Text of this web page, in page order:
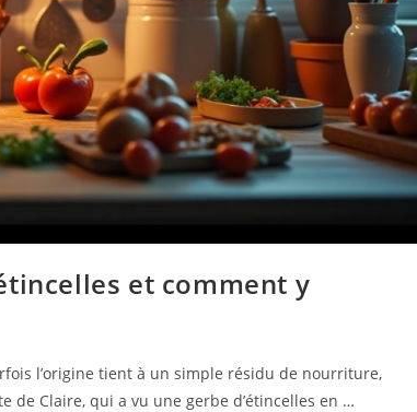
et comment y
l’origine tient à un simple résidu de nourriture,
de Claire, qui a vu une gerbe d’étincelles en …